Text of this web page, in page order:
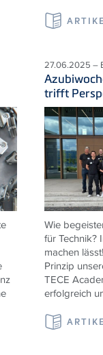
27.06.2025 –
trifft
Wie
für Technik?
machen
Prinzip
TECE
erfolgreich